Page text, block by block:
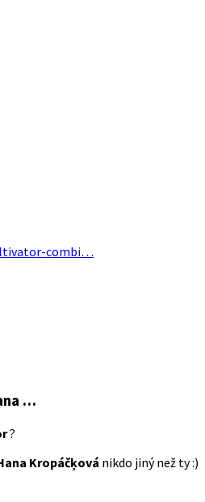
combi…
…
?
Kropáčķová nikdo jiný než ty :)